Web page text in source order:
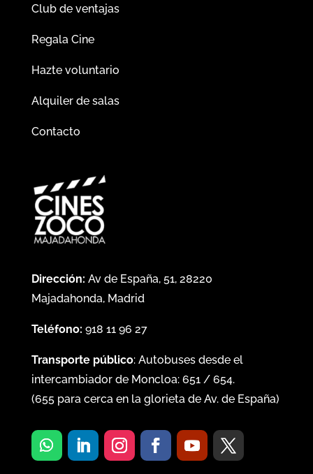
Club de ventajas
Regala Cine
Hazte voluntario
Alquiler de salas
Contacto
Dirección: Av de España, 51, 28220
Majadahonda, Madrid
Teléfono: 918 11 96 27
Transporte público: Autobuses desde el
intercambiador de Moncloa: 651/ 654.
(655para cerca en la glorieta de Av. de España)